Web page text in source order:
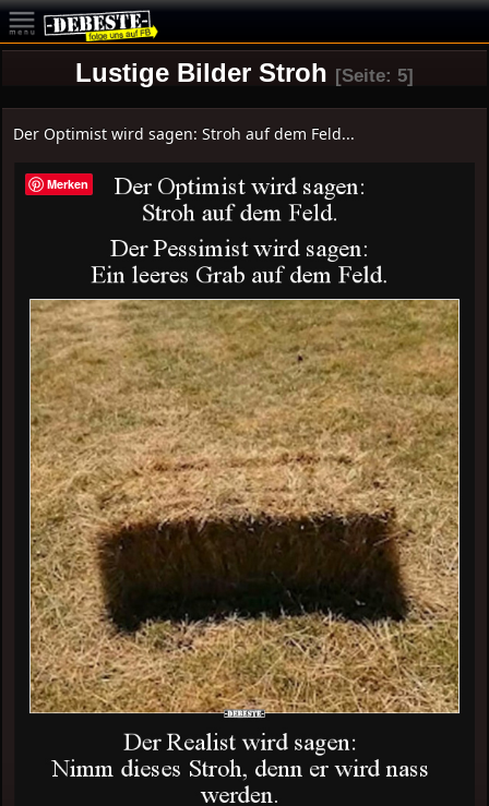
Lustige Bilder Stroh [Seite: 5]
Der Optimist wird sagen: Stroh auf dem Feld...
Merken